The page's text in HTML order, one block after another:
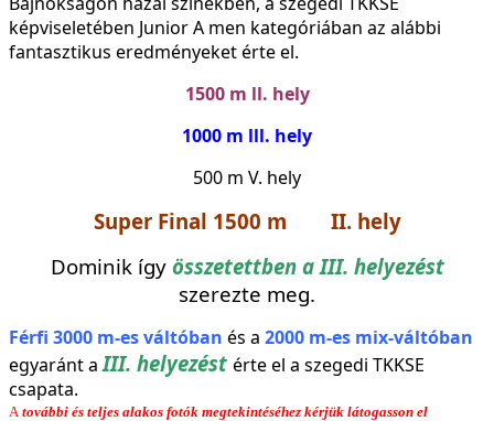
képviseletében Junior A men kategóriában az alábbi
fantasztikus eredményeket érte el.
1500 m ll. hely
1000 m lll. hely
500 m V. hely
Super Final 1500 m II. hely
Dominik így összetettben a III. helyezést
szerezte meg.
Férfi 3000 m-es váltóban és a 2000 m-es mix-váltóban
egyaránt aIII. helyezést érte el a szegedi TKKSE
csapata.
A további és teljes alakos fotók megtekintéséhez kérjük látogasson el